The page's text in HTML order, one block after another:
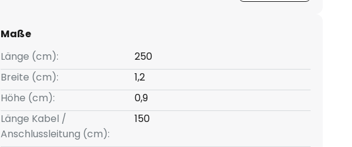
Maße
Länge (cm):
250
Breite (cm):
1,2
Höhe (cm):
0,9
Länge Kabel /
Anschlussleitung (cm):
150